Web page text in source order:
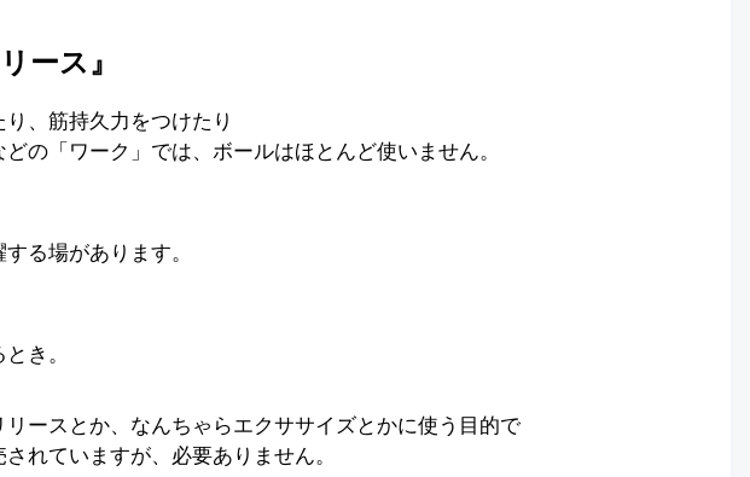
ース』
、筋持久力をつけたり
の「ワーク」では、ボールはほとんど使いません。
る場があります。
き。
ースとか、なんちゃらエクササイズとかに使う目的で
れていますが、必要ありません。